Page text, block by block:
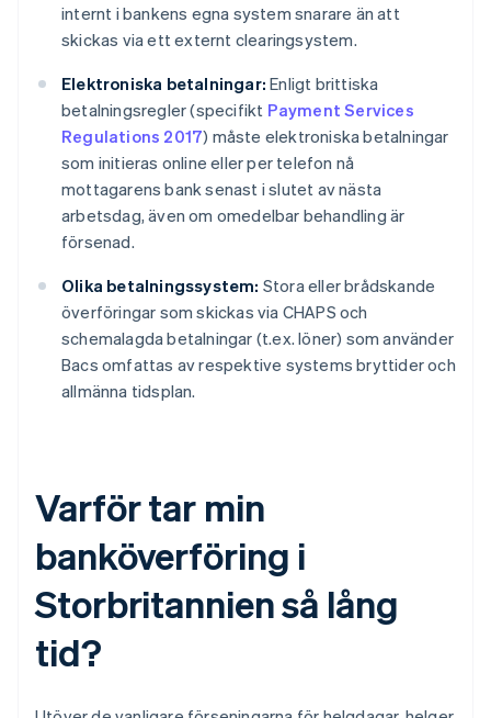
internt i bankens egna system snarare än att
skickas via ett externt clearingsystem.
Elektroniska betalningar: Enligt brittiska
betalningsregler (specifikt Payment Services
Regulations 2017) måste elektroniska betalningar
som initieras online eller per telefon nå
mottagarens bank senast i slutet av nästa
arbetsdag, även om omedelbar behandling är
försenad.
Olika betalningssystem: Stora eller brådskande
överföringar som skickas via CHAPS och
schemalagda betalningar (t.ex. löner) som använder
Bacs omfattas av respektive systems bryttider och
allmänna tidsplan.
Varför tar min
banköverföring i
Storbritannien så lång
tid?